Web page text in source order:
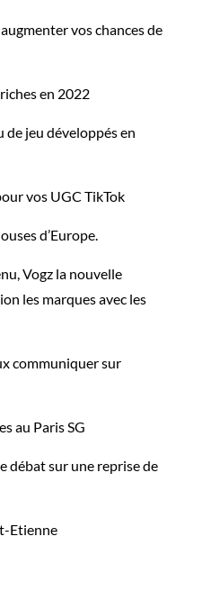
vos chances de
en 2022
jeu développés en
vos UGC TikTok
d’Europe.
Vogz la nouvelle
les marques avec les
communiquer sur
au Paris SG
débat sur une reprise de
Etienne